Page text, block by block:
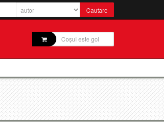
Coșul este gol